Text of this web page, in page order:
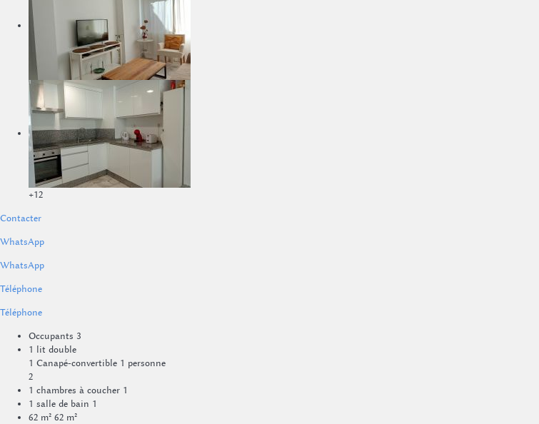
+12
Contacter
WhatsApp
WhatsApp
Téléphone
Téléphone
Occupants 3
1 lit double
1 Canapé-convertible 1 personne
2
1 chambres à coucher 1
1 salle de bain 1
62 m² 62 m²